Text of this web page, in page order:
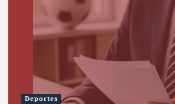
Deportes